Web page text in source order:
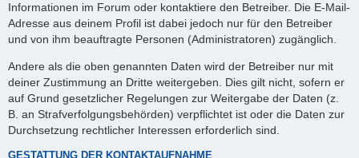
Informationen im Forum oder kontaktiere den Betreiber. Die E-Mail-
Adresse aus deinem Profil ist dabei jedoch nur für den Betreiber
und von ihm beauftragte Personen (Administratoren) zugänglich.
Andere als die oben genannten Daten wird der Betreiber nur mit
deiner Zustimmung an Dritte weitergeben. Dies gilt nicht, sofern er
auf Grund gesetzlicher Regelungen zur Weitergabe der Daten (z.
B. an Strafverfolgungsbehörden) verpflichtet ist oder die Daten zur
Durchsetzung rechtlicher Interessen erforderlich sind.